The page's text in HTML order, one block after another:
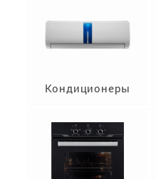
Кондиционеры